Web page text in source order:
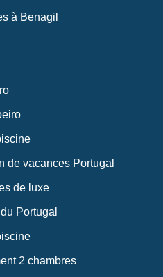
à Benagil
de vacances Portugal
de luxe
Portugal
2 chambres